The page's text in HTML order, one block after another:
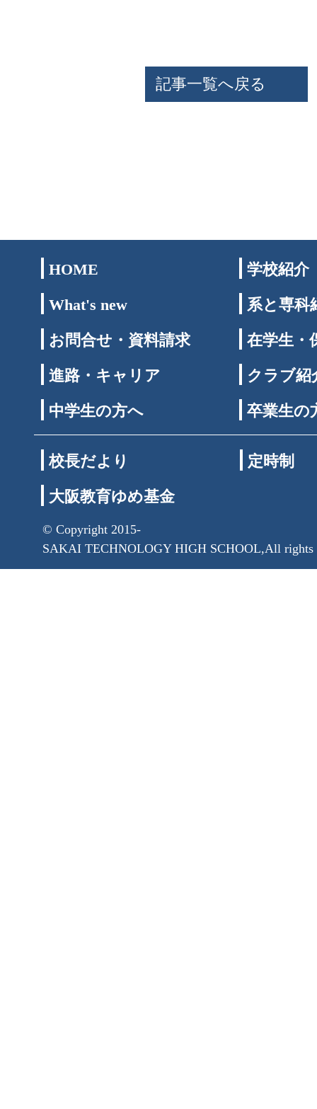
記事一覧へ戻る
HOME
What's new
お問合せ・資料請求
学校紹介
系と専科
在学生・
進路・キャリア
中学生の方へ
クラブ紹
卒業生の
校長だより
定時制
大阪教育ゆめ基金
© Copyright 2015-
SAKAI TECHNOLOGY HIGH SCHOOL,All rights